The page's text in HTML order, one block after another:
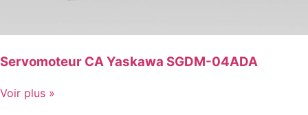
Servomoteur CA Yaskawa SGDM-04ADA
Voir plus »